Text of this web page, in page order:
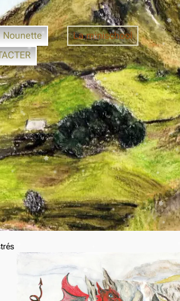
Nounette
La minischool